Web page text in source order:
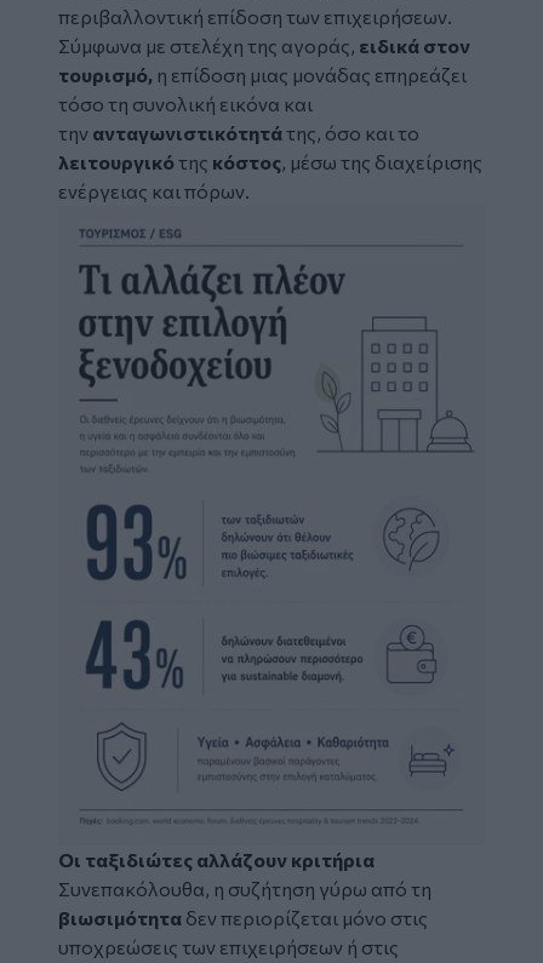
περιβαλλοντική επίδοση των επιχειρήσεων.
Σύμφωνα με στελέχη της αγοράς, ειδικά στον
τουρισμό, η επίδοση μιας μονάδας επηρεάζει
τόσο τη συνολική εικόνα και
την ανταγωνιστικότητάτης, όσο και το
λειτουργικότης κόστος, μέσω της διαχείρισης
ενέργειας και πόρων.
Οι ταξιδιώτες αλλάζουν κριτήρια
Συνεπακόλουθα, η συζήτηση γύρω από τη
βιωσιμότητα δεν περιορίζεται μόνο στις
υποχρεώσεις των επιχειρήσεων ή στις